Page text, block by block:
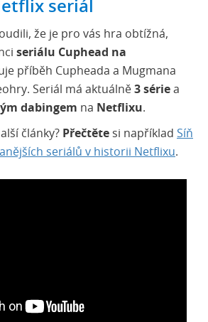
seriál
že je pro vás hra obtížná,
seriálu Cuphead na
příběh Cupheada a Mugmana
Seriál má aktuálně 3 série a
dabingem na Netflixu.
články? Přečtěte si například Síň
seriálů v historii Netflixu.